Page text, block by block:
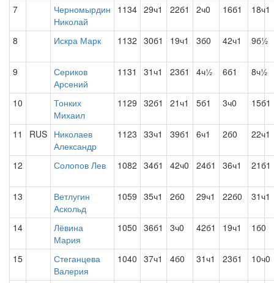
7
Черномырдин
Николай
1134 29ч1 22б1 2ч0 16б1 18ч1
8 Искра Марк 1132 30б1 19ч1 3б0 42ч1 9б½
9
Сериков
Арсений
1131 31ч1 23б1 4ч½ 6б1 8ч½
10
Тонких
Михаил
1129 32б1 21ч1 5б1 3ч0 15б1
11 RUS Николаев
Александр
1123 33ч1 39б1 6ч1 2б0 22ч1
12 Солопов Лев 1082 34б1 42ч0 24б1 36ч1 21б1
13
Ветлугин
Аскольд
1059 35ч1 2б0 29ч1 22б0 31ч1
14
Лёвина
Мария
1050 36б1 3ч0 42б1 19ч1 1б0
15
Стеганцева
Валерия
1040 37ч1 4б0 31ч1 23б1 10ч0